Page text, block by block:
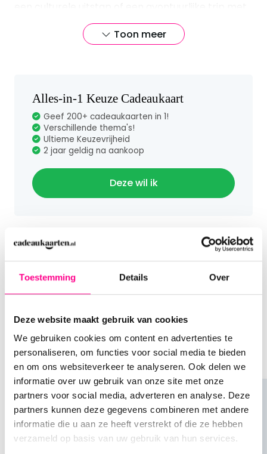
Toestemming Details Over
Deze website maakt gebruik van cookies
We gebruiken cookies om content en advertenties te
personaliseren, om functies voor social media te bieden
en om ons websiteverkeer te analyseren. Ook delen we
informatie over uw gebruik van onze site met onze
partners voor social media, adverteren en analyse. Deze
partners kunnen deze gegevens combineren met andere
informatie die u aan ze heeft verstrekt of die ze hebben
verzameld op basis van uw gebruik van hun services.
vrienden - de Dagje Uit Cadeaukaart maakt het
mogelijk. Bovendien is de kaart geldig tot 2 jaar na
Vragen en antwoorden
over de Dagje uit
Cadeaukaart
Waar is de Dagje Uit Cadeaukaart te koop?
gewenste bedrag kiezen, eventueel een leuke
verpakking selecteren en een persoonlijke
boodschap toevoegen. Als je vóór 17.00 uur op een
Waar is de Dagje Uit Cadeaukaart te besteden?
Met de Dagje Uit Cadeaukaart kun je genieten van
meer dan 40 verschillende uitjes. Denk aan
pretparken, dierentuinen, waterparken en indoor
activiteiten. Bekijk op dagjeuit-cadeaukaart.nl
welke gelegenheden zijn aangesloten.
Hoe werkt de Dagje Uit Cadeaukaart?
Toon meer
Alles-in-1 Keuze Cadeaukaart
Geef 200+ cadeaukaarten in 1!
Verschillende thema's!
Ultieme Keuzevrijheid
2 jaar geldig na aankoop
Deze wil ik
Anderen bestelden ook
dan zie je ineens: "Anderen bestelden ook..." Wat
soortgelijke producten te ontdekken, het kan je
ook inspireren voor andere cadeaus